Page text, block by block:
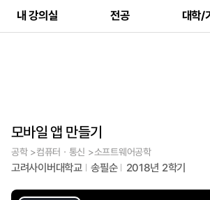
내 강의실 전공 대학/
모바일 앱 만들기
공학 >컴퓨터ㆍ통신 >소프트웨어공학
고려사이버대학교 송필순 2018년 2학기